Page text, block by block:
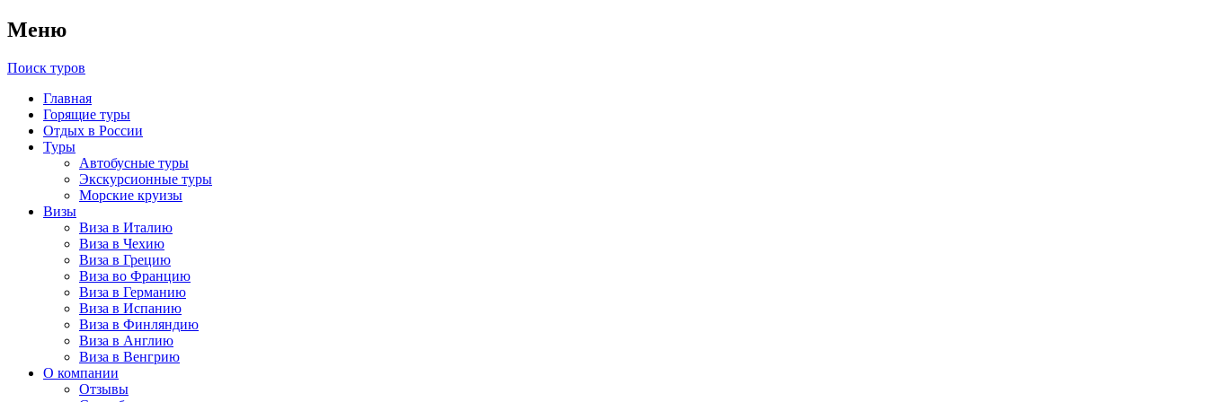
Меню
Поиск туров
Главная
Горящие туры
Отдых в России
Туры
Автобусные туры
Экскурсионные туры
Морские круизы
Визы
Виза в Италию
Виза в Чехию
Виза в Грецию
Виза во Францию
Виза в Германию
Виза в Испанию
Виза в Финляндию
Виза в Англию
Виза в Венгрию
О компании
Отзывы